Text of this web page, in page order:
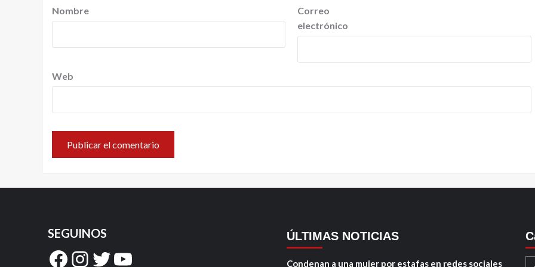
Nombre
Correo
electrónico
Web
SEGUINOS
Facebook
Instagram
Twitter
YouTube
ÚLTIMAS NOTICIAS
Condenan a una mujer por estafas en redes sociales